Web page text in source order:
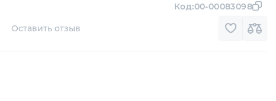
Оставить отзыв
Код:00-00083098